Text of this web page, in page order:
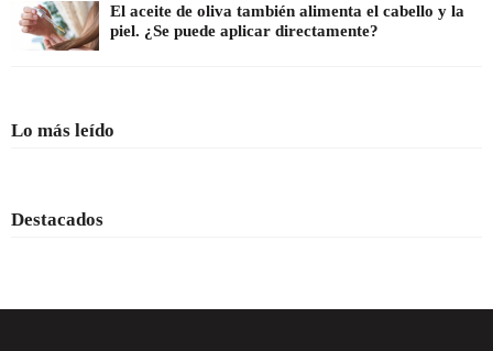
El aceite de oliva también alimenta el cabello y la
piel. ¿Se puede aplicar directamente?
Lo más leído
Destacados